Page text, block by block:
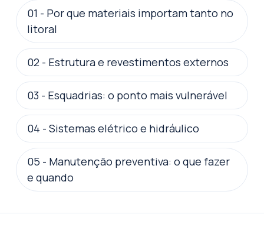
01 - Por que materiais importam tanto no
litoral
02 - Estrutura e revestimentos externos
03 - Esquadrias: o ponto mais vulnerável
04 - Sistemas elétrico e hidráulico
05 - Manutenção preventiva: o que fazer
e quando